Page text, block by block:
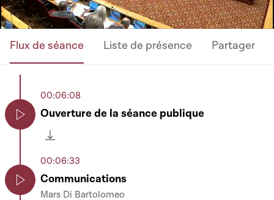
Flux de séance Liste de présence Partager
00:06:08
Ouverture de la séance publique
00:06:33
Communications
Mars Di Bartolomeo